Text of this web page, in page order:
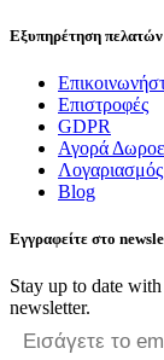
Εξυπηρέτηση πελατών
Επιστροφές
GDPR
Αγορά
Λογαριασμός
Blog
Εγγραφείτε στο
Stay up to date
newsletter.